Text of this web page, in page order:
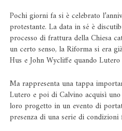
Pochi giorni fa si è celebrato
protestante. La data in sé è
processo di frattura della Chiesa
un certo senso, la Riforma si era
Hus e John Wycliffe quando
Ma rappresenta una tappa
Lutero e poi di Calvino acquisì
loro progetto in un evento di
presenza di una serie di condizioni